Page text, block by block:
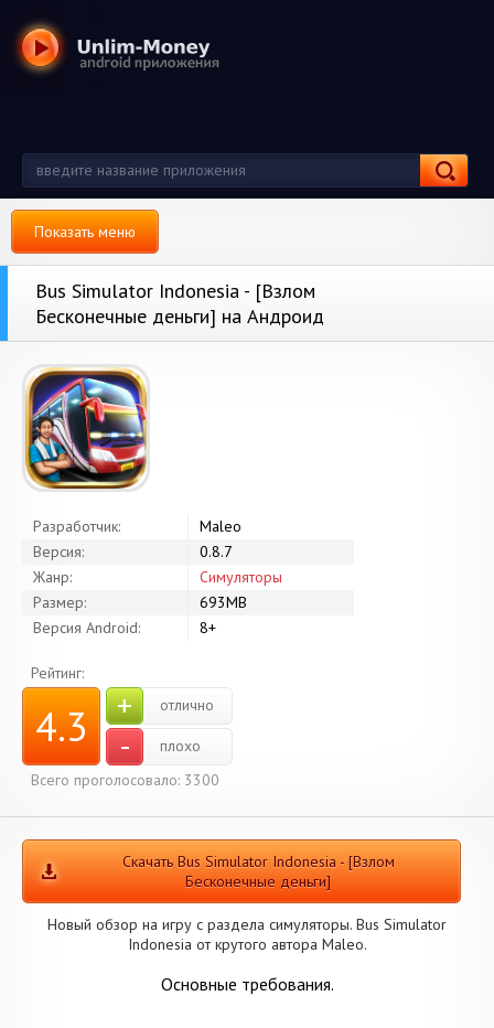
Показать меню
Bus Simulator Indonesia - [Взлом
Бесконечные деньги] на Андроид
Разработчик:
Maleo
Версия:
0.8.7
Жанр:
Симуляторы
Размер:
693MB
Версия Android:
8+
Рейтинг:
4.3 + отлично
-
плохо
Всего проголосовало: 3300
Скачать Bus Simulator Indonesia - [Взлом
Бесконечные деньги]
Новый обзор на игру с раздела симуляторы. Bus Simulator
Indonesia от крутого автора Maleo.
Основные требования.